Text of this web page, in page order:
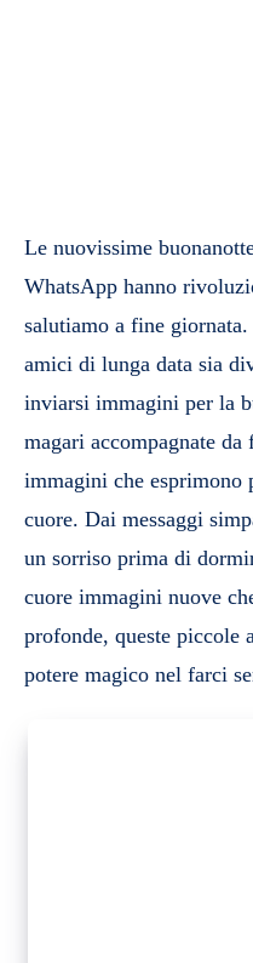
Le nuovissime
WhatsApp hanno
salutiamo a fine
amici di lunga data sia
inviarsi immagini per la
magari accompagnate
immagini che esprimono
cuore. Dai messaggi
un sorriso prima di
cuore immagini nuove
profonde, queste piccole
potere magico nel farci